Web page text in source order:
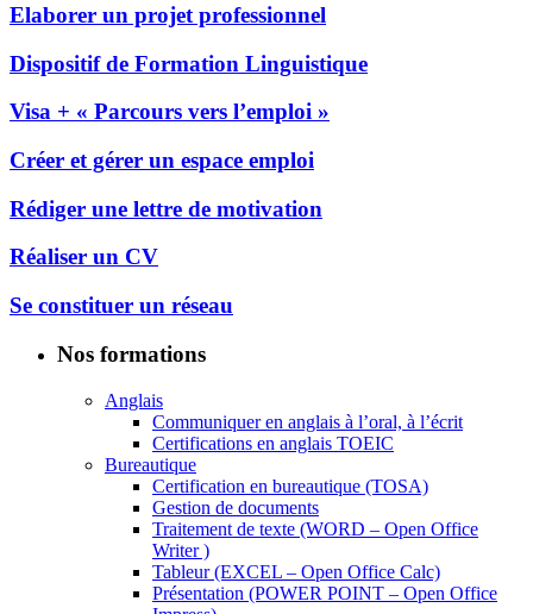
Elaborer un projet professionnel
Dispositif de Formation Linguistique
Visa + « Parcours vers l’emploi »
Créer et gérer un espace emploi
Rédiger une lettre de motivation
Réaliser un CV
Se constituer un réseau
Nos formations
Anglais
Communiquer en anglais à l’oral, à l’écrit
Certifications en anglais TOEIC
Bureautique
Certification en bureautique (TOSA)
Gestion de documents
Traitement de texte (WORD – Open Office
Writer )
Tableur (EXCEL – Open Office Calc)
Présentation (POWER POINT – Open Office